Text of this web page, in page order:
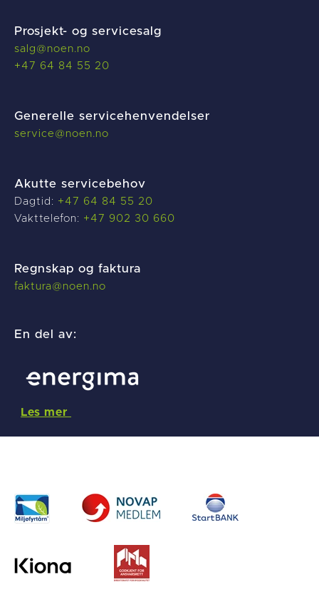
Prosjekt- og servicesalg
salg@noen.no
+47 64 84 55 20
Generelle servicehenvendelser
service@noen.no
Akutte servicebehov
Dagtid: +47 64 84 55 20
Vakttelefon: +47 902 30 660
Regnskap og faktura
faktura@noen.no
En del av:
Les mer